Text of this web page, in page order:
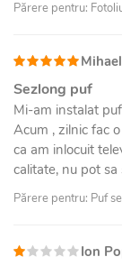
Părere pentru:
Sezlong puf
Mi-am instalat
Acum , zilnic fac
ca am inlocuit
calitate, nu pot
Părere pentru: Puf
Ion